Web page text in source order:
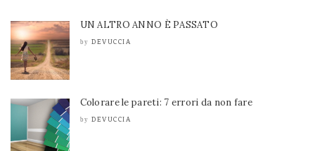
UN ALTRO ANNO È PASSATO
by DEVUCCIA
Colorare le pareti: 7 errori da non fare
by DEVUCCIA